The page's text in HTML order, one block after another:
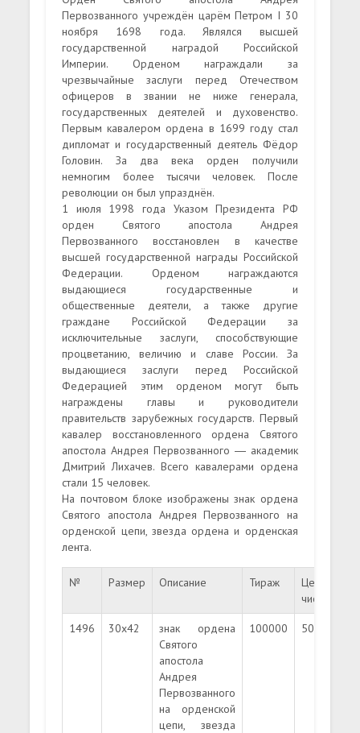
Первозванного учреждён царём Петром I 30
ноября 1698 года. Являлся высшей
государственной наградой Российской
Империи. Орденом награждали за
чрезвычайные заслуги перед Отечеством
офицеров в звании не ниже генерала,
государственных деятелей и духовенство.
Первым кавалером ордена в 1699 году стал
дипломат и государственный деятель Фёдор
Головин. За два века орден получили
немногим более тысячи человек. После
революции он был упразднён.
1 июля 1998 года Указом Президента РФ
орден Святого апостола Андрея
Первозванного восстановлен в качестве
высшей государственной награды Российской
Федерации. Орденом награждаются
выдающиеся государственные и
общественные деятели, а также другие
граждане Российской Федерации за
исключительные заслуги, способствующие
процветанию, величию и славе России. За
выдающиеся заслуги перед Российской
Федерацией этим орденом могут быть
награждены главы и руководители
правительств зарубежных государств. Первый
кавалер восстановленного ордена Святого
апостола Андрея Первозванного ― академик
Дмитрий Лихачев. Всего кавалерами ордена
стали 15 человек.
На почтовом блоке изображены знак ордена
Святого апостола Андрея Первозванного на
орденской цепи, звезда ордена и орденская
лента.
№ Размер Описание Тираж
Цена
чистых
1496 30х42
знак ордена
Святого
апостола
Андрея
Первозванного
на орденской
цепи, звезда
100000 50.00